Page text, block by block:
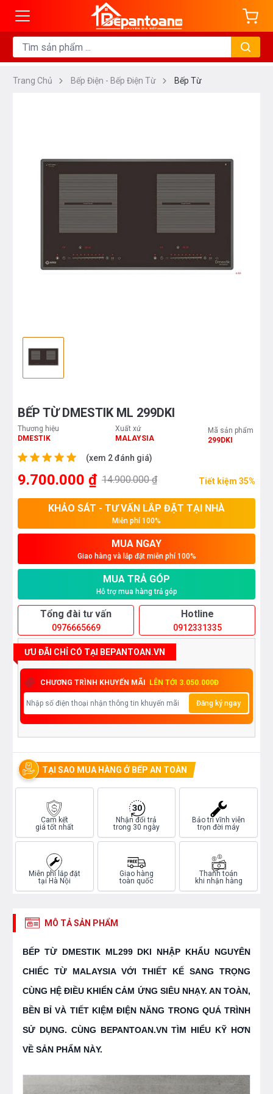
Trang Chủ Bếp Điện - Bếp Điện Từ Bếp Từ
BẾP TỪ DMESTIK ML 299DKI
Thương hiệu
DMESTIK
Xuất xứ
MALAYSIA
Mã sản phẩm
299DKI
(xem 2 đánh giá)
9.700.000 ₫ 14.900.000 ₫ Tiết kiệm 35%
KHẢO SÁT - TƯ VẤN LẮP ĐẶT TẠI NHÀ
Miễn phí 100%
MUA NGAY
Giao hàng và lắp đặt miễn phí 100%
MUA TRẢ GÓP
Hỗ trợ mua hàng trả góp
Tổng đài tư vấn
0976665669
Hotline
0912331335
ƯU ĐÃI CHỈ CÓ TẠI BEPANTOAN.VN
CHƯƠNG TRÌNH KHUYẾN MÃI LÊN TỚI 3.050.000Đ
Đăng ký ngay
TẠI SAO MUA HÀNG Ở BẾP AN TOÀN
Cam kết
giá tốt nhất
Nhận đổi trả
trong 30 ngày
Bảo trì vĩnh viễn
trọn đời máy
Miễn phí lắp đặt
tại Hà Nội
Giao hàng
toàn quốc
Thanh toán
khi nhận hàng
MÔ TẢ SẢN PHẨM
BẾP TỪ DMESTIK ML299 DKI NHẬP KHẨU NGUYÊN
CHIẾC TỪ MALAYSIA VỚI THIẾT KẾ SANG TRỌNG
CÙNG HỆ ĐIỀU KHIỂN CẢM ỨNG SIÊU NHẠY. AN TOÀN,
BỀN BỈ VÀ TIẾT KIỆM ĐIỆN NĂNG TRONG QUÁ TRÌNH
SỬ DỤNG. CÙNG BEPANTOAN.VN TÌM HIỂU KỸ HƠN
VỀ SẢN PHẨM NÀY.